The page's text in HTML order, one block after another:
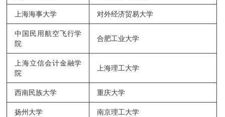
上海海事大学 对外经济贸易大学
中国民用航空飞行学
院
合肥工业大学
上海立信会计金融学
院
上海理工大学
西南民族大学 重庆大学
扬州大学 南京理工大学